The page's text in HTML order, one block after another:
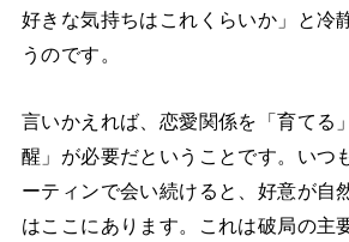
好きな気持ちはこれくらいか」と冷
うのです。
言いかえれば、恋愛関係を「育てる
醒」が必要だということです。いつ
ーティンで会い続けると、好意が自
はここにあります。これは破局の主